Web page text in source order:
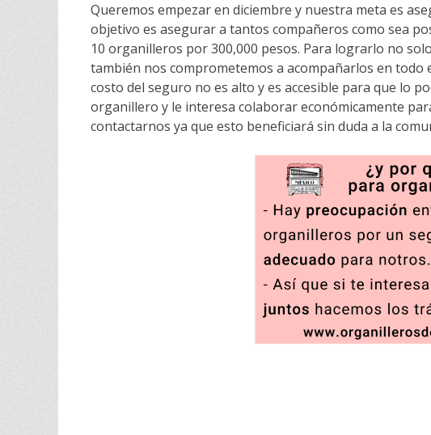
Queremos empezar en diciembre y nuestra meta es
objetivo es asegurar a tantos compañeros como sea
10 organilleros por 300,000 pesos. Para lograrlo no
también nos comprometemos a acompañarlos en todo
costo del seguro no es alto y es accesible para que lo
organillero y le interesa colaborar económicamente
contactarnos ya que esto beneficiará sin duda a la